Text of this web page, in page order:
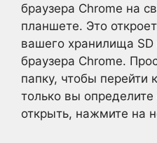
браузера Chrome на
планшете. Это
вашего хранилища
браузера Chrome.
папку, чтобы
только вы
открыть, нажмите на